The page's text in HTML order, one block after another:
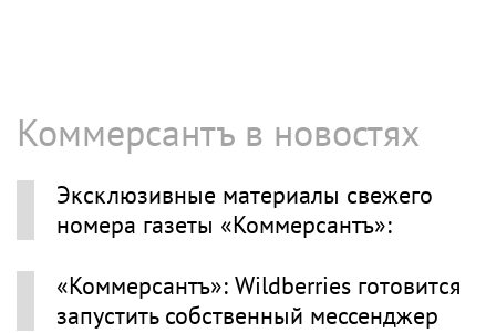
Коммерсантъ в новостях
Эксклюзивные материалы свежего
номера газеты «Коммерсантъ»:
«Коммерсантъ»: Wildberries готовится
запустить собственный мессенджер